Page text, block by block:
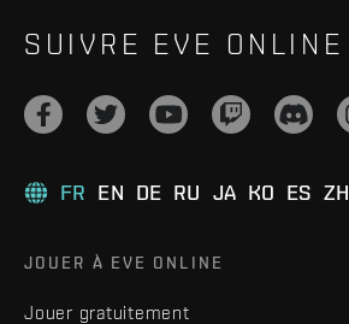
SUIVRE EVE ONLINE
FR EN DE RU JA KO ES ZH
JOUER À EVE ONLINE
Jouer gratuitement